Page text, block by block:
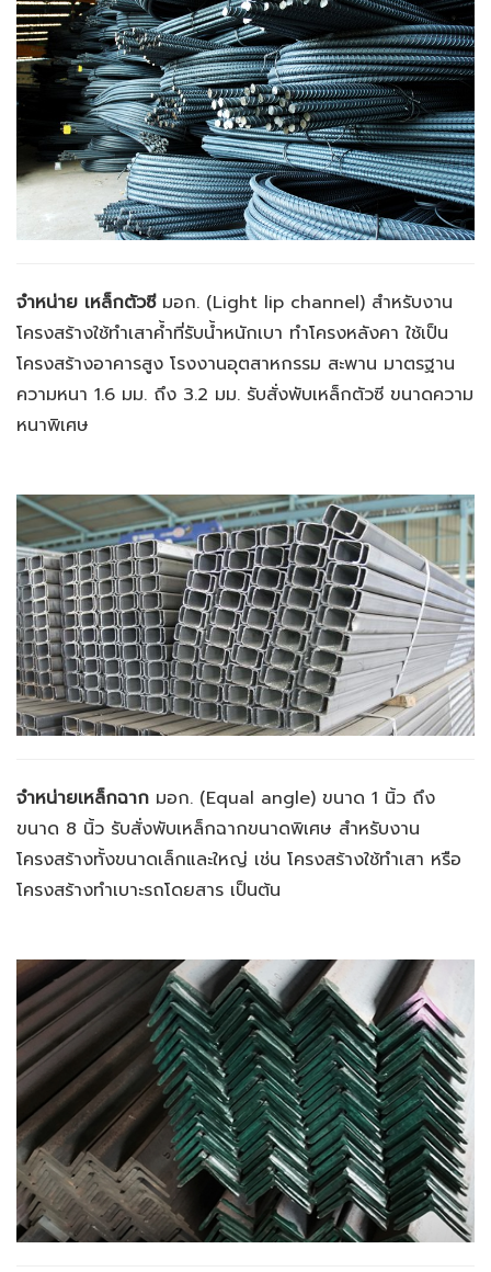
จำหน่าย เหล็กตัวซีมอก. (Light lip channel) สำหรับงาน
โครงสร้างใช้ทำเสาค้ำที่รับน้ำหนักเบา ทำโครงหลังคา ใช้เป็น
โครงสร้างอาคารสูง โรงงานอุตสาหกรรม สะพาน มาตรฐาน
ความหนา 1.6 มม. ถึง 3.2 มม. รับสั่งพับเหล็กตัวซี ขนาดความ
หนาพิเศษ
จำหน่ายเหล็กฉาก มอก. (Equal angle) ขนาด 1 นิ้ว ถึง
ขนาด 8 นิ้ว รับสั่งพับเหล็กฉากขนาดพิเศษ สำหรับงาน
โครงสร้างทั้งขนาดเล็กและใหญ่ เช่น โครงสร้างใช้ทำเสา หรือ
โครงสร้างทำเบาะรถโดยสาร เป็นต้น